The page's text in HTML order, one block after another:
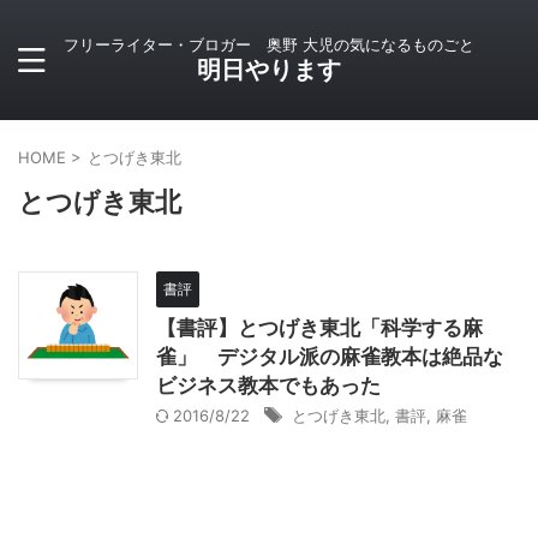
フリーライター・ブロガー 奥野 大児の気になるものごと
明日やります
HOME > とつげき東北
とつげき東北
書評
【書評】とつげき東北「科学する麻
雀」 デジタル派の麻雀教本は絶品な
ビジネス教本でもあった
2016/8/22 とつげき東北 書評 麻雀